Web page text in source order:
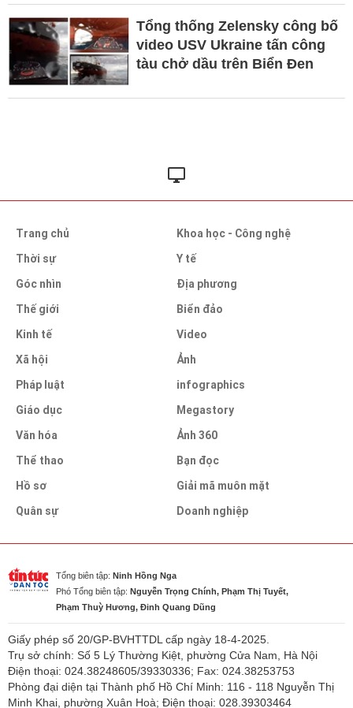
Tổng thống Zelensky công bố
video USV Ukraine tấn công
tàu chở dầu trên Biển Đen
Trang chủ
Thời sự
Góc nhìn
Thế giới
Kinh tế
Xã hội
Pháp luật
Giáo dục
Văn hóa
Thể thao
Hồ sơ
Quân sự
Khoa học - Công nghệ
Y tế
Địa phương
Biển đảo
Video
Ảnh
infographics
Megastory
Ảnh 360
Bạn đọc
Giải mã muôn mặt
Doanh nghiệp
Tổng biên tập: Ninh Hồng Nga
Phó Tổng biên tập: Nguyễn Trọng Chính, Phạm Thị Tuyết,
Phạm Thuỳ Hương, Đinh Quang Dũng
Giấy phép số 20/GP-BVHTTDL cấp ngày 18-4-2025.
Trụ sở chính: Số 5 Lý Thường Kiệt, phường Cửa Nam, Hà Nội
Điện thoại: 024.38248605/39330336; Fax: 024.38253753
Phòng đại diện tại Thành phố Hồ Chí Minh: 116 - 118 Nguyễn Thị
Minh Khai, phường Xuân Hoà; Điện thoại: 028.39303464